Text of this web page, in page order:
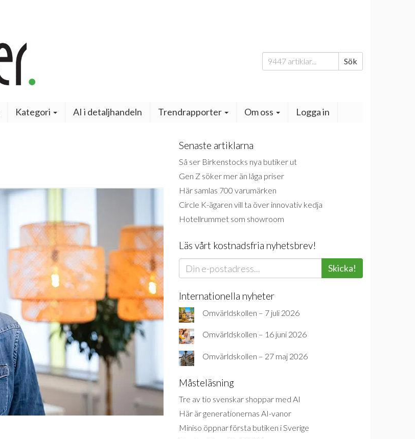
Sök
efter:
Sök
Kategori AI i detaljhandeln Trendrapporter Om oss Logga in
Senaste artiklarna
Så ser Birkenstocks nya butiker ut
Gen Z söker mer än låga priser
Här samlas 700 varumärken
Circle K-ägaren vill ta över innovativ kedja
Hotellrummet som showroom
Läs vårt kostnadsfria nyhetsbrev!
Skicka!
Internationella nyheter
Omvärldskollen – 7 juli 2026
Omvärldskollen – 16 juni 2026
Omvärldskollen – 27 maj 2026
Måsteläsning
Tre av tio svenskar shoppar med AI
Här är generationernas AI-vanor
Miniso öppnar första butiken i Sverige